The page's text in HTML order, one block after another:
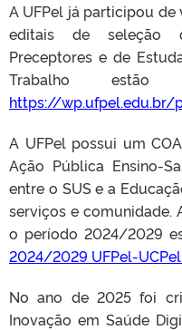
A UFPel já participou de
editais de seleção
Preceptores e de
Trabalho
https://
A UFPel possui um
Ação Pública Ensino-
entre o SUS e a
serviços e comunidade.
o período 2024/2029
2024/2029 UFPel-
No ano de 2025 foi
Inovação em Saúde